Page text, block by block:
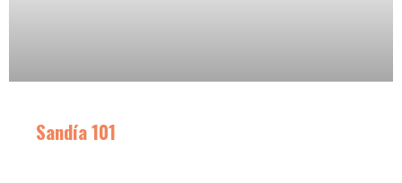
Sandía 101